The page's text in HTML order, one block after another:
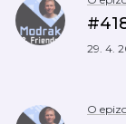
29. 4.
O